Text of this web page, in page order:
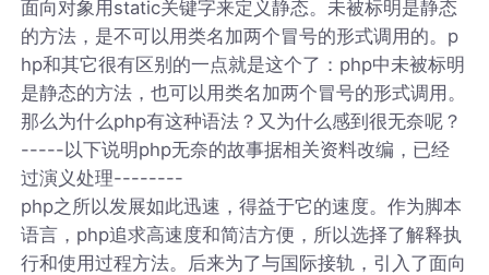
面向对象用static关键字来定义静态。未被标明是静态
的方法，是不可以用类名加两个冒号的形式调用的。p
hp和其它很有区别的一点就是这个了：php中未被标明
是静态的方法，也可以用类名加两个冒号的形式调用。
那么为什么php有这种语法？又为什么感到很无奈呢？
-----以下说明php无奈的故事据相关资料改编，已经
过演义处理--------
php之所以发展如此迅速，得益于它的速度。作为脚本
语言，php追求高速度和简洁方便，所以选择了解释执
行和使用过程方法。后来为了与国际接轨，引入了面向